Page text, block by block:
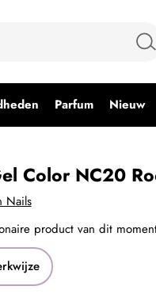
Parfum Nieuw
Color NC20
Nails
product van dit